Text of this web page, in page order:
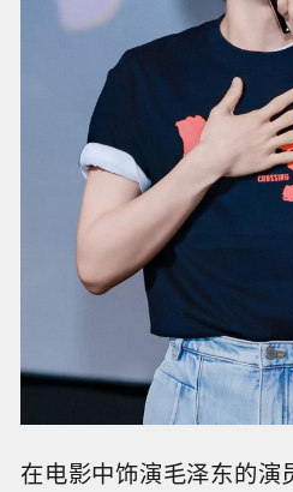
在电影中饰演毛泽东的演